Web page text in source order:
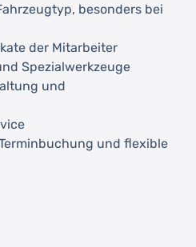
besonders bei
der Mitarbeiter
Spezialwerkzeuge
und
und flexible